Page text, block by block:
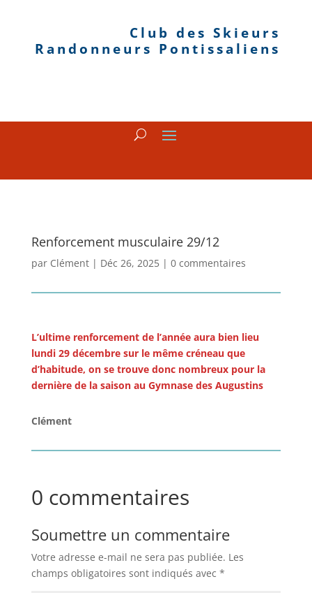
Club des Skieurs
Randonneurs Pontissaliens
Renforcement musculaire 29/12
par Clément| Déc 26, 2025| 0 commentaires
L’ultime renforcement de l’année aura bien lieu
lundi 29 décembre sur le même créneau que
d’habitude, on se trouve donc nombreux pour la
dernière de la saison au Gymnase des Augustins
Clément
0 commentaires
Soumettre un commentaire
Votre adresse e-mail ne sera pas publiée. Les
champs obligatoires sont indiqués avec *